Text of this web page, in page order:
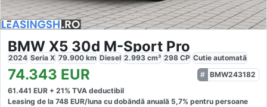
BMW X5 30d M-Sport Pro
2024 Seria X 79.900 km Diesel 2.993 cm³ 298 CP Cutie automată
74.343 EUR
BMW243182
61.441 EUR + 21% TVA deductibil
Leasing de la 748 EUR/luna cu dobăndă anuală 5,7% pentru persoane